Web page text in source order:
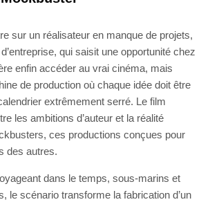
sur un réalisateur en manque de projets,
qui saisit une opportunité chez
enfin accéder au vrai cinéma, mais
de production où chaque idée doit être
extrêmement serré. Le film
les ambitions d’auteur et la réalité
ces productions conçues pour
des autres.
dans le temps, sous-marins et
le scénario transforme la fabrication d’un